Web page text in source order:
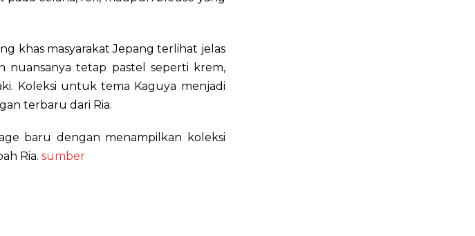
khas masyarakat Jepang terlihat jelas
nuansanya tetap pastel seperti krem,
Koleksi untuk tema Kaguya menjadi
terbaru dari Ria.
baru dengan menampilkan koleksi
Ria. sumber